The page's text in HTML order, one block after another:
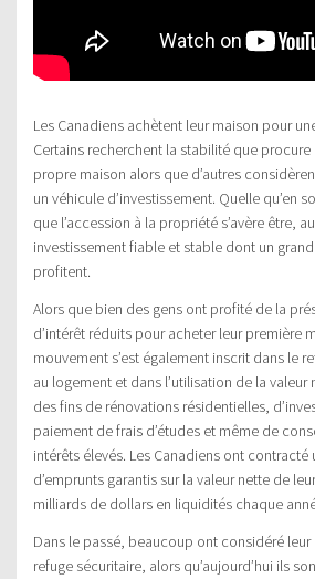
Les Canadiens achètent leur maison pour
Certains recherchent la stabilité que
propre maison alors que d’autres
un véhicule d’investissement. Quelle qu’en
que l’accession à la propriété s’avère être,
investissement fiable et stable dont un
profitent.
Alors que bien des gens ont profité de la
d’intérêt réduits pour acheter leur première
mouvement s’est également inscrit dans le
au logement et dans l’utilisation de la
des fins de rénovations résidentielles,
paiement de frais d’études et même de
intérêts élevés. Les Canadiens ont
d’emprunts garantis sur la valeur nette de
milliards de dollars en liquidités chaque
Dans le passé, beaucoup ont considéré
refuge sécuritaire, alors qu’aujourd’hui ils